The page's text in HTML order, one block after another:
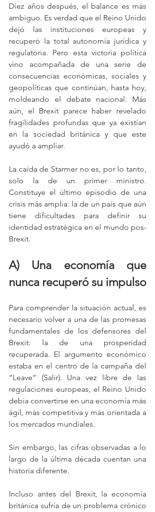
Diez años después, el balance es más
ambiguo. Es verdad que el Reino Unido
dejó las instituciones europeas y
recuperó la total autonomía jurídica y
regulatoria. Pero esta victoria política
vino acompañada de una serie de
consecuencias económicas, sociales y
geopolíticas que continúan, hasta hoy,
moldeando el debate nacional. Más
aún, el Brexit parece haber revelado
fragilidades profundas que ya existían
en la sociedad británica y que este
ayudó a ampliar.
La caída de Starmer no es, por lo tanto,
solo la de un primer ministro.
Constituye el último episodio de una
crisis más amplia: la de un país que aún
tiene dificultades para definir su
identidad estratégica en el mundo pos-
Brexit.
A) Una economía que
nunca recuperó su impulso
Para comprender la situación actual, es
necesario volver a una de las promesas
fundamentales de los defensores del
Brexit: la de una prosperidad
recuperada. El argumento económico
estaba en el centro de la campaña del
“Leave” (Salir). Una vez libre de las
regulaciones europeas, el Reino Unido
debía convertirse en una economía más
ágil, más competitiva y más orientada a
los mercados mundiales.
Sin embargo, las cifras observadas a lo
largo de la última década cuentan una
historia diferente.
Incluso antes del Brexit, la economía
británica sufría de un problema crónico